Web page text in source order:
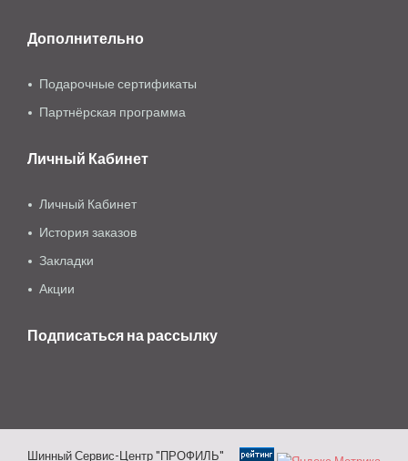
Дополнительно
Подарочные сертификаты
Партнёрская программа
Личный Кабинет
Личный Кабинет
История заказов
Закладки
Акции
Подписаться на рассылку
Шинный Сервис-Центр "ПРОФИЛЬ"